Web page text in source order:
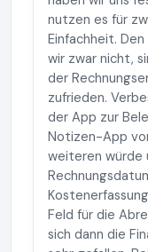
nutzen es für
Einfachheit.
wir zwar nicht,
der
zufrieden.
der App zur
Notizen-App
weiteren würde
Feld für die
sich dann die